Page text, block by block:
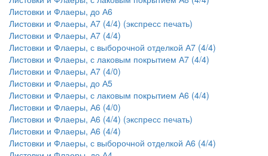
Листовки и Флаеры, до А6
Листовки и Флаеры, А7 (4/4) (экспресс печать)
Листовки и Флаеры, А7 (4/4)
Листовки и Флаеры, с выборочной отделкой А7 (4/4)
Листовки и Флаеры, с лаковым покрытием А7 (4/4)
Листовки и Флаеры, А7 (4/0)
Листовки и Флаеры, до А5
Листовки и Флаеры, с лаковым покрытием А6 (4/4)
Листовки и Флаеры, А6 (4/0)
Листовки и Флаеры, А6 (4/4) (экспресс печать)
Листовки и Флаеры, А6 (4/4)
Листовки и Флаеры, с выборочной отделкой А6 (4/4)